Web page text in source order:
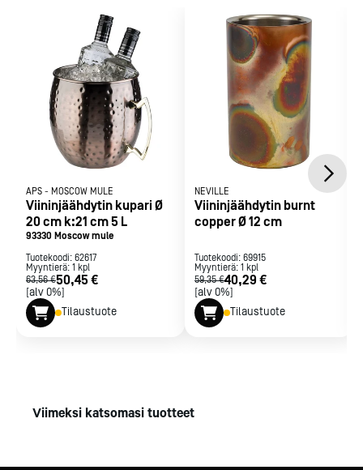
APS - MOSCOW MULE
Viininjäähdytin kupari Ø
20 cm k:21 cm 5 L
93330 Moscow mule
Tuotekoodi: 62617
Myyntierä: 1 kpl
63,56 €50,45 €
[alv 0%]
Tilaustuote
NEVILLE
Viininjäähdytin burnt
copper Ø 12 cm
Tuotekoodi: 69915
Myyntierä: 1 kpl
59,35 €40,29 €
[alv 0%]
Tilaustuote
Viimeksi katsomasi tuotteet